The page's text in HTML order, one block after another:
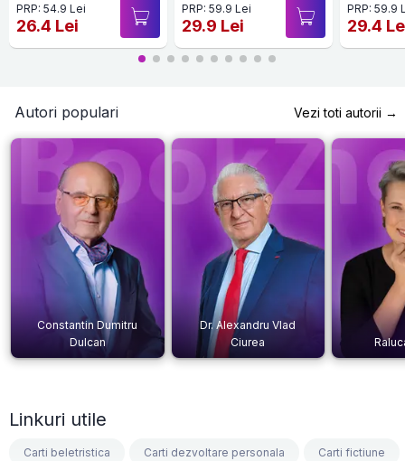
PRP: 54.9 Lei
26.4 Lei
PRP: 59.9 Lei
29.9 Lei
PRP: 59.9
29.4
Autori populari Vezi toti autorii →
Constantin Dumitru
Dulcan
Dr. Alexandru Vlad
Ciurea
Linkuri utile
Carti beletristica Carti dezvoltare personala Carti fictiune